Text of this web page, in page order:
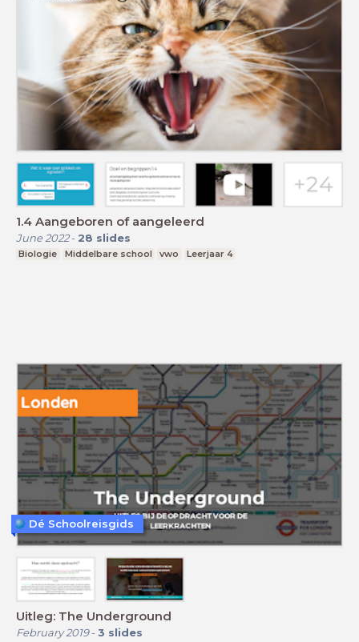
1.4 Aangeboren of aangeleerd
June 2022- 28 slides
Biologie Middelbare school vwo Leerjaar 4
Uitleg: The Underground
February 2019- 3 slides
Dé Schoolreisgids